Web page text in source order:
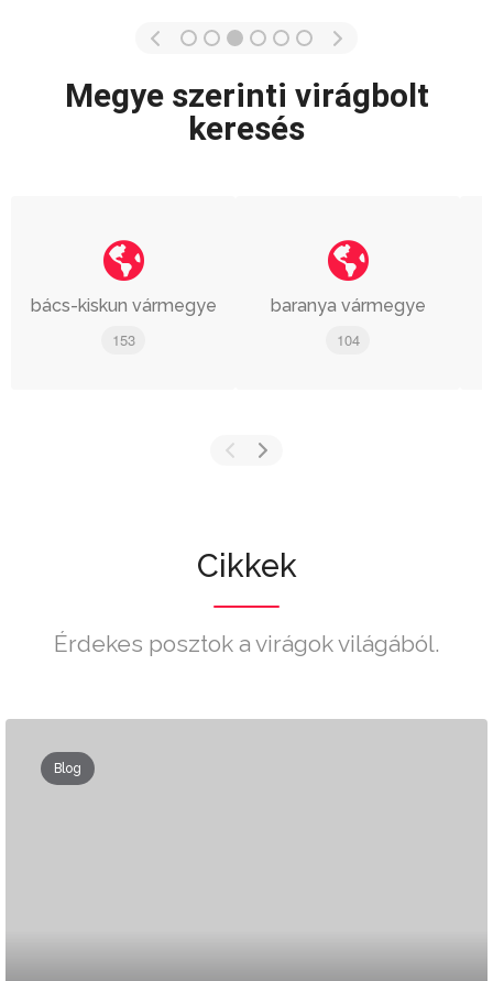
Megye szerinti virágbolt
keresés
bács-kiskun vármegye
153
baranya vármegye
104
Cikkek
Érdekes posztok a virágok világából.
Blog